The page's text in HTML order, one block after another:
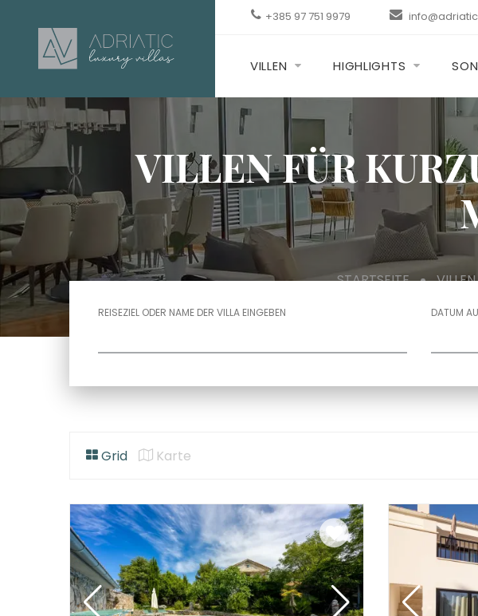
+385 97 751 9979
VILLEN HIGHLIGHTS
VILLEN FÜR
STARTSEITE
REISEZIEL ODER NAME DER VILLA EINGEBEN DATUM
Grid Karte